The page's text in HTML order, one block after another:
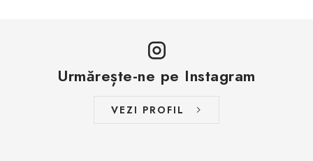
Urmărește-ne pe Instagram
VEZI PROFIL